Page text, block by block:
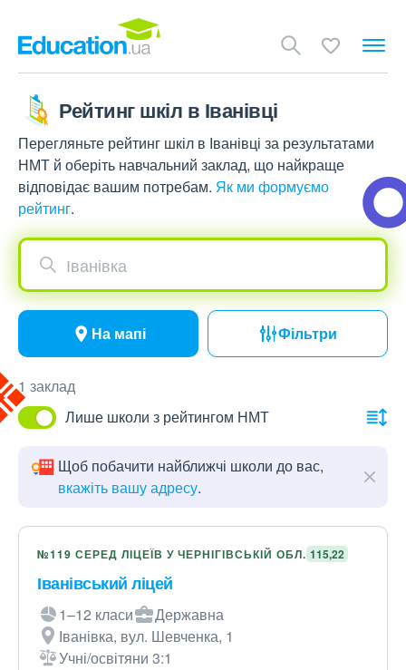
Рейтинг шкіл в Іванівці
Перегляньте рейтинг шкіл в Іванівці за результатами
НМТ й оберіть навчальний заклад, що найкраще
відповідає вашим потребам. Як ми формуємо
рейтинг.
Іванівка
На мапі Фільтри
1 заклад
Лише школи з рейтингом НМТ
Щоб побачити найближчі школи до вас,
вкажіть вашу адресу.
№119 СЕРЕД ЛІЦЕЇВ У ЧЕРНІГІВСЬКІЙ ОБЛ. 115,22
Іванівський ліцей
1–12 класи
Державна
Іванівка, вул. Шевченка, 1
Учні/освітяни 3:1